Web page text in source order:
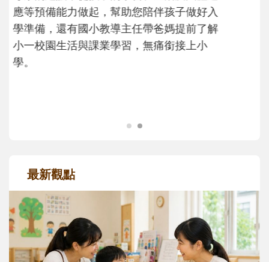
次「前所未有」的體驗中，跟著孩子一起長
大。從給予安全感的肢體遊戲，到獨立自
主、角色認同及解決問題的能力養成。爸爸
最新觀點